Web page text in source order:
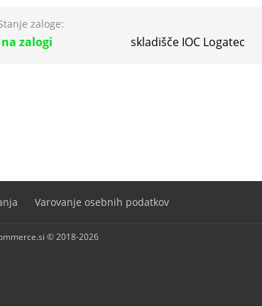
zaloge:
na zalogi skladišče IOC Logatec
Varovanje osebnih podatkov
© 2018-2026